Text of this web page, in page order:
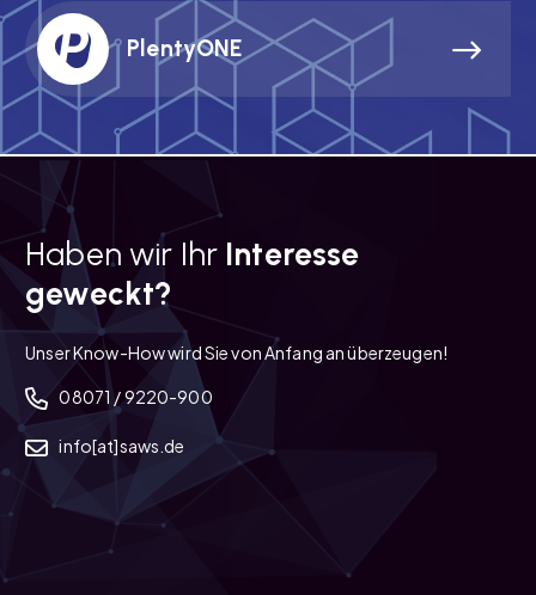
PlentyONE
Haben wir IhrInteresse
geweckt?
Unser Know-How wird Sie von Anfang an überzeugen!
08071 / 9220-900
info[at]saws.de